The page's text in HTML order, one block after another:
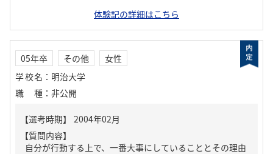
体験記の詳細はこちら
05年卒 その他
女性
学校名 ： 明治大学
職種 ： 非公開
【質問内容】
自分が行動する上で、一番大事にしていることとその理由